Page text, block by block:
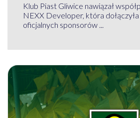
Klub Piast Gliwice nawiązał
NEXX Developer, która
oficjalnych sponsorów ...